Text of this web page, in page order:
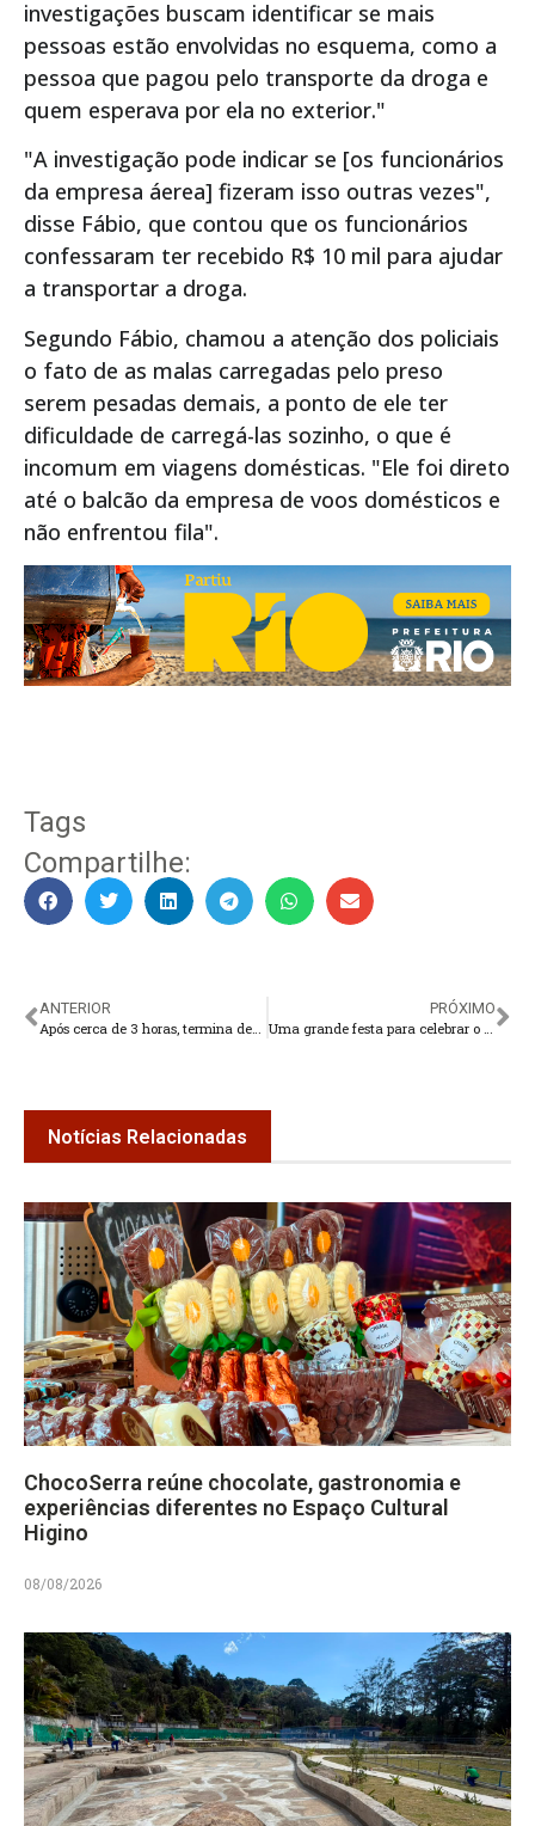
investigações buscam identificar se mais
pessoas estão envolvidas no esquema, como a
pessoa que pagou pelo transporte da droga e
quem esperava por ela no exterior."
"A investigação pode indicar se [os funcionários
da empresa áerea] fizeram isso outras vezes",
disse Fábio, que contou que os funcionários
confessaram ter recebido R$ 10 mil para ajudar
a transportar a droga.
Segundo Fábio, chamou a atenção dos policiais
o fato de as malas carregadas pelo preso
serem pesadas demais, a ponto de ele ter
dificuldade de carregá-las sozinho, o que é
incomum em viagens domésticas. "Ele foi direto
até o balcão da empresa de voos domésticos e
não enfrentou fila".
Tags
Compartilhe:
ANTERIOR
Após cerca de 3 horas, termina depoimento de Joesley na PGR em Brasília
PRÓXIMO
Uma grande festa para celebrar o rock no Paradise Garage
Notícias Relacionadas
ChocoSerra reúne chocolate, gastronomia e
experiências diferentes no Espaço Cultural
Higino
08/08/2026